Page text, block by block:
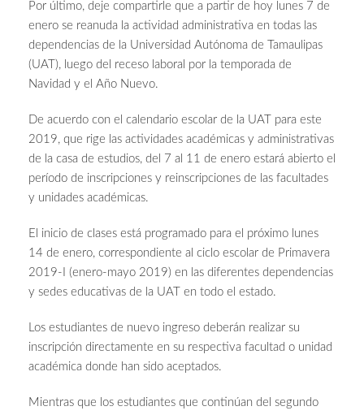
Por último, deje compartirle que a partir de hoy lunes 7 de
enero se reanuda la actividad administrativa en todas las
dependencias de la Universidad Autónoma de Tamaulipas
(UAT), luego del receso laboral por la temporada de
Navidad y el Año Nuevo.
De acuerdo con el calendario escolar de la UAT para este
2019, que rige las actividades académicas y administrativas
de la casa de estudios, del 7 al 11 de enero estará abierto el
período de inscripciones y reinscripciones de las facultades
y unidades académicas.
El inicio de clases está programado para el próximo lunes
14 de enero, correspondiente al ciclo escolar de Primavera
2019-I (enero-mayo 2019) en las diferentes dependencias
y sedes educativas de la UAT en todo el estado.
Los estudiantes de nuevo ingreso deberán realizar su
inscripción directamente en su respectiva facultad o unidad
académica donde han sido aceptados.
Mientras que los estudiantes que continúan del segundo